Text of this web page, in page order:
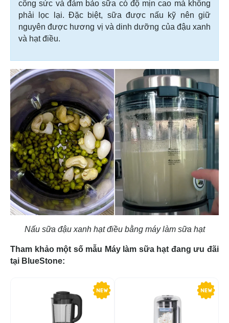
công sức và đảm bảo sữa có độ mịn cao mà không
phải lọc lại. Đặc biệt, sữa được nấu kỹ nên giữ
nguyên được hương vị và dinh dưỡng của đậu xanh
và hạt điều.
Nấu sữa đậu xanh hạt điều bằng máy làm sữa hạt
Tham khảo một số mẫu Máy làm sữa hạt đang ưu đãi
tại BlueStone: